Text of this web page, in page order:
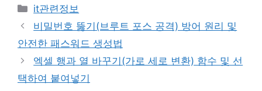
카
테
리
it관련정보
비밀번호 뚫기(브루트 포스 공격) 방어 원리 및
안전한 패스워드 생성법
엑셀 행과 열 바꾸기(가로 세로 변환) 함수 및 선
택하여 붙여넣기